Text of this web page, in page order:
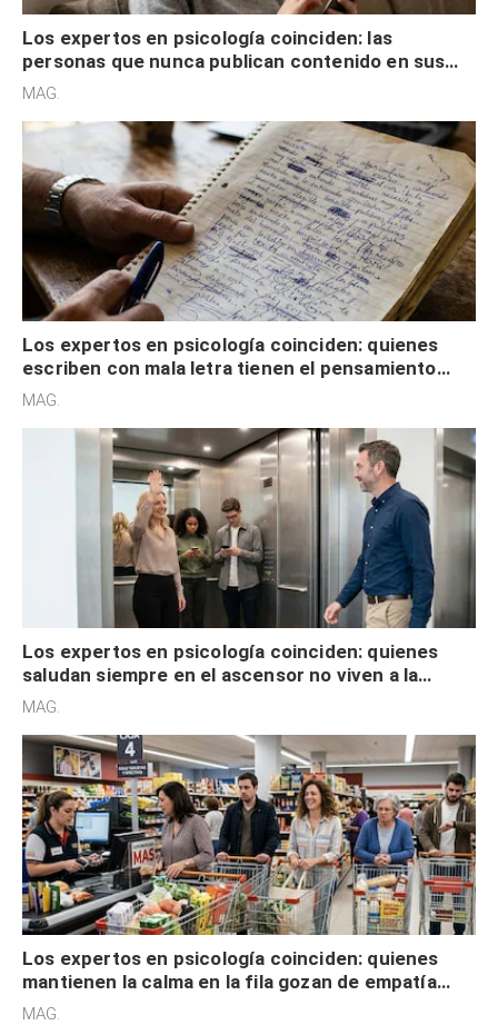
Los expertos en psicología coinciden: las
personas que nunca publican contenido en sus
redes sociales no pretenden buscar validación
MAG.
Los expertos en psicología coinciden: quienes
escriben con mala letra tienen el pensamiento
acelerado y no lo hacen por desinterés
MAG.
Los expertos en psicología coinciden: quienes
saludan siempre en el ascensor no viven a la
defensiva y tienen apertura social
MAG.
Los expertos en psicología coinciden: quienes
mantienen la calma en la fila gozan de empatía
cognitiva, gratitud y no solo tienen autocontrol
MAG.